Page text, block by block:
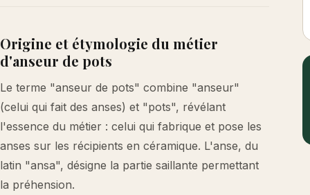
Origine et étymologie du métier
d'anseur de pots
Le terme "anseur de pots" combine "anseur"
(celui qui fait des anses) et "pots", révélant
l'essence du métier : celui qui fabrique et pose les
anses sur les récipients en céramique. L'anse, du
latin "ansa", désigne la partie saillante permettant
la préhension.